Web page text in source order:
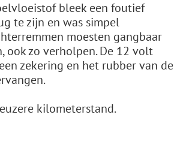
bleek een foutief
te zijn en was simpel
moesten gangbaar
ook zo verholpen. De 12 volt
zekering en het rubber van de
kilometerstand.